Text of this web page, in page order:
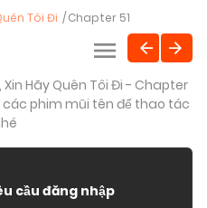
Tôi Đi Chapter 51
Hãy Quên Tôi Đi - Chapter
các phim mũi tên để thao tác
cầu đăng nhập